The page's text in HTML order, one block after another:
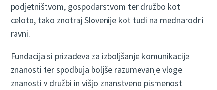
podjetništvom, gospodarstvom ter družbo kot
celoto, tako znotraj Slovenije kot tudi na mednarodni
ravni.
Fundacija si prizadeva za izboljšanje komunikacije
znanosti ter spodbuja boljše razumevanje vloge
znanosti v družbi in višjo znanstveno pismenost